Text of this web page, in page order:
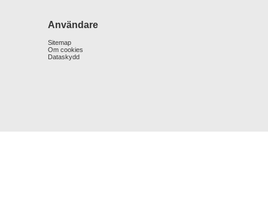
Användare
Sitemap
Om cookies
Dataskydd